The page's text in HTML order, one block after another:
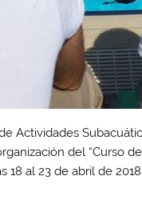
Actividades
del “Curso
18 al 23 de abril de